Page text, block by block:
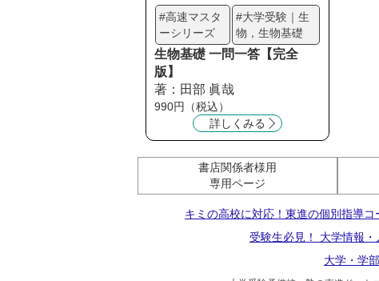
#高速マスタ
ーシリーズ
#大学受験｜生
物，生物基礎
生物基礎 一問一答【完全
版】
著：田部 眞哉
990円（税込）
詳しくみる
書店関係者様用
専用ページ
キミの高校に対応！東進の個別指導コ
受験生必見！ 大学情報・
大学・学